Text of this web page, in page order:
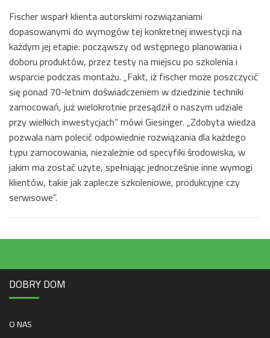
Fischer wsparł klienta autorskimi rozwiązaniami
dopasowanymi do wymogów tej konkretnej inwestycji na
każdym jej etapie: począwszy od wstępnego planowania i
doboru produktów, przez testy na miejscu po szkolenia i
wsparcie podczas montażu. „Fakt, iż fischer może poszczycić
się ponad 70-letnim doświadczeniem w dziedzinie techniki
zamocowań, już wielokrotnie przesądził o naszym udziale
przy wielkich inwestycjach” mówi Giesinger. „Zdobyta wiedza
pozwala nam polecić odpowiednie rozwiązania dla każdego
typu zamocowania, niezależnie od specyfiki środowiska, w
jakim ma zostać użyte, spełniając jednocześnie inne wymogi
klientów, takie jak zaplecze szkoleniowe, produkcyjne czy
serwisowe”.
DOBRY DOM
O NAS